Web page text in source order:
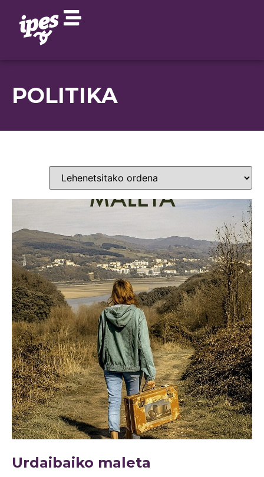
POLITIKA
Urdaibaiko maleta